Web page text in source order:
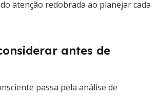
atenção redobrada ao planejar cada
antes de
passa pela análise de